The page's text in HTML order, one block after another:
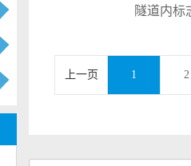
隧道内标
上一页 1 2